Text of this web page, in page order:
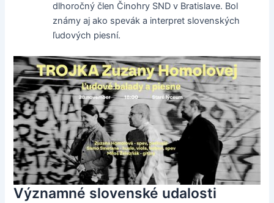
dlhoročný člen Činohry SND v Bratislave. Bol
známy aj ako spevák a interpret slovenských
ľudových piesní.
Významné slovenské udalosti